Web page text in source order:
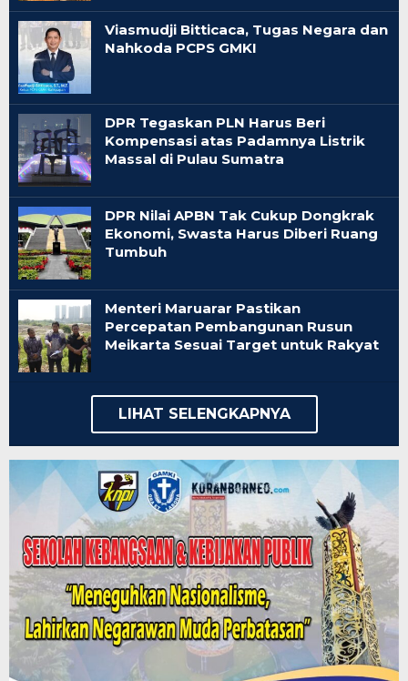
Viasmudji Bitticaca, Tugas Negara dan
Nahkoda PCPS GMKI
DPR Tegaskan PLN Harus Beri
Kompensasi atas Padamnya Listrik
Massal di Pulau Sumatra
DPR Nilai APBN Tak Cukup Dongkrak
Ekonomi, Swasta Harus Diberi Ruang
Tumbuh
Menteri Maruarar Pastikan
Percepatan Pembangunan Rusun
Meikarta Sesuai Target untuk Rakyat
LIHAT SELENGKAPNYA